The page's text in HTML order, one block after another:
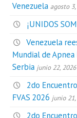
Venezuela agosto
¡UNIDOS
Venezuela
Mundial de
Serbia junio 22, 2026
2do
FVAS 2026 junio
2do